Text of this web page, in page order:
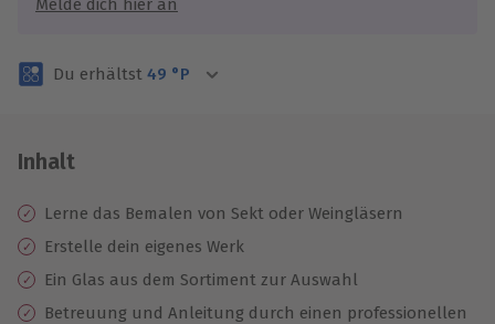
3 Jahre gültig & verlängerbar.
Melde dich hier an
Du erhältst 49 °P
Inhalt
Lerne das Bemalen von Sekt oder Weingläsern
Erstelle dein eigenes Werk
Ein Glas aus dem Sortiment zur Auswahl
Betreuung und Anleitung durch einen professionellen